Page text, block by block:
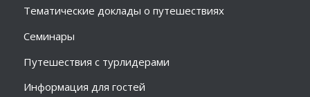
Тематические доклады о путешествиях
Семинары
Путешествия с турлидерами
Информация для гостей